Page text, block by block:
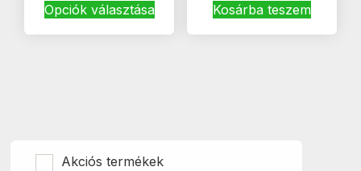
Opciók választásaa
terméknek
termékoldalon
Kosárba teszem
Akciós termékek